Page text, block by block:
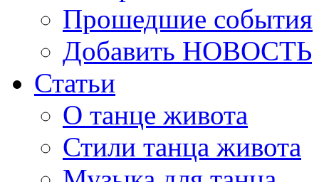
Прошедшие события
Добавить НОВОСТЬ
Статьи
О танце живота
Стили танца живота